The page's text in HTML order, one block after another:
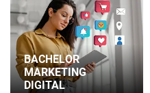
BACHELOR
MARKETING
DIGITAL